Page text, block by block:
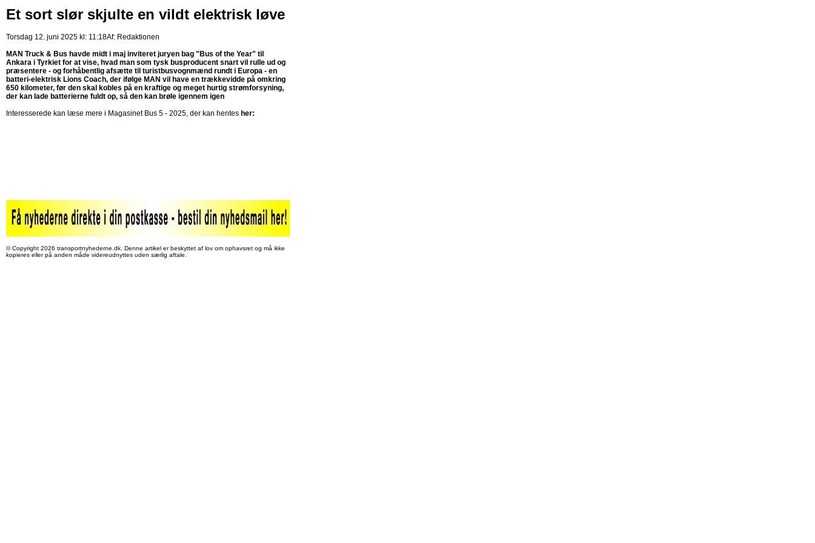
Et sort slør skjulte en vildt elektrisk løve
Torsdag 12. juni 2025 kl: 11:18Af: Redaktionen
MAN Truck & Bus havde midt i maj inviteret juryen bag "Bus of the Year" til
Ankara i Tyrkiet for at vise, hvad man som tysk busproducent snart vil rulle ud og
præsentere - og forhåbentlig afsætte til turistbusvognmænd rundt i Europa - en
batteri-elektrisk Lions Coach, der ifølge MAN vil have en trækkevidde på omkring
650 kilometer, før den skal kobles på en kraftige og meget hurtig strømforsyning,
der kan lade batterierne fuldt op, så den kan brøle igennem igen
Interesserede kan læse mere i Magasinet Bus 5 - 2025, der kan hentes her:
© Copyright 2026 transportnyhederne.dk. Denne artikel er beskyttet af lov om ophavsret og må ikke
kopieres eller på anden måde videreudnyttes uden særlig aftale.